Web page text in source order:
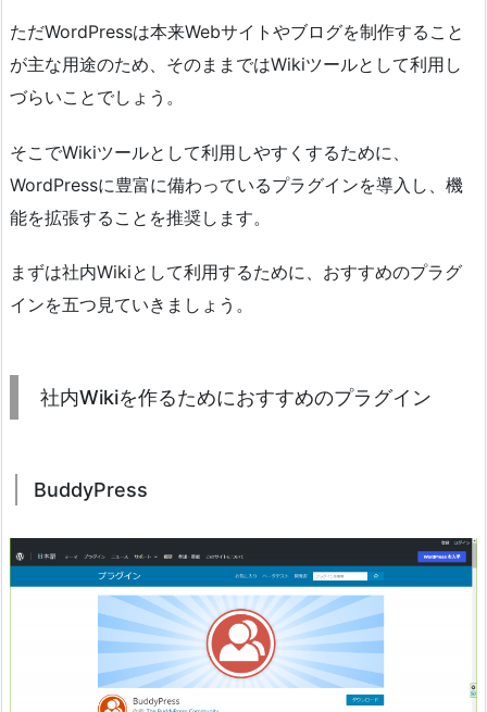
ただWordPressは本来Webサイトやブログを制作すること
が主な用途のため、そのままではWikiツールとして利用し
づらいことでしょう。
そこでWikiツールとして利用しやすくするために、
WordPressに豊富に備わっているプラグインを導入し、機
能を拡張することを推奨します。
まずは社内Wikiとして利用するために、おすすめのプラグ
インを五つ見ていきましょう。
社内Wikiを作るためにおすすめのプラグイン
BuddyPress